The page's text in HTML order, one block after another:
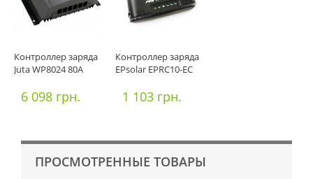
Контроллер заряда
Juta WP8024 80А
6 098 грн.
Контроллер заряда
EPsolar EPRC10-EC
1 103 грн.
ПРОСМОТРЕННЫЕ ТОВАРЫ